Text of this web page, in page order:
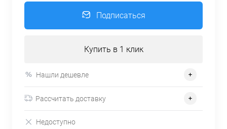
Подписаться
Купить в 1 клик
Нашли дешевле
Рассчитать доставку
Недоступно